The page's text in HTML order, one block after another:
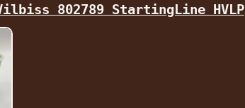
802789 StartingLine HVLP